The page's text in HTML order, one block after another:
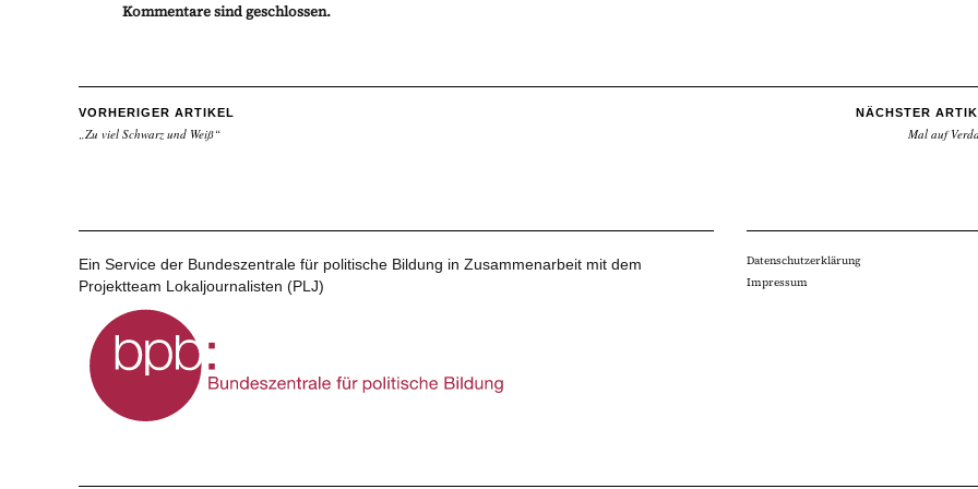
Kommentare sind geschlossen.
VORHERIGER ARTIKEL
„Zu viel Schwarz und Weiß“
NÄCHSTER
Mal auf
Ein Service der Bundeszentrale für politische Bildung in Zusammenarbeit mit dem
Projektteam Lokaljournalisten (PLJ)
Datenschutzerklärung
Impressum